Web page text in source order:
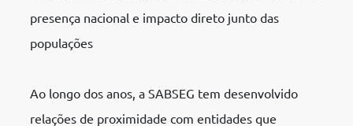
presença nacional e impacto direto junto das
populações
Ao longo dos anos, a SABSEG tem desenvolvido
relações de proximidade com entidades que